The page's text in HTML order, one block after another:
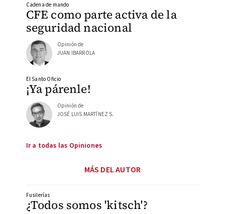
CFE como parte activa de la
seguridad nacional
Cadena de mando
Opinión de
JUAN IBARROLA
¡Ya párenle!
El Santo Oficio
Opinión de
JOSÉ LUIS MARTÍNEZ S.
Ir a todas las Opiniones
MÁS DEL AUTOR
¿Todos somos 'kitsch'?
Fusilerías